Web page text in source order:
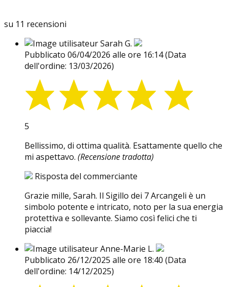
su 11 recensioni
Sarah G.
Pubblicato 06/04/2026 alle ore 16:14(Data
dell'ordine: 13/03/2026)
5
Bellissimo, di ottima qualità. Esattamente quello che
mi aspettavo. (Recensione tradotta)
Risposta del commerciante
Grazie mille, Sarah. Il Sigillo dei 7 Arcangeli è un
simbolo potente e intricato, noto per la sua energia
protettiva e sollevante. Siamo così felici che ti
piaccia!
Anne-Marie L.
Pubblicato 26/12/2025 alle ore 18:40 (Data
dell'ordine: 14/12/2025)